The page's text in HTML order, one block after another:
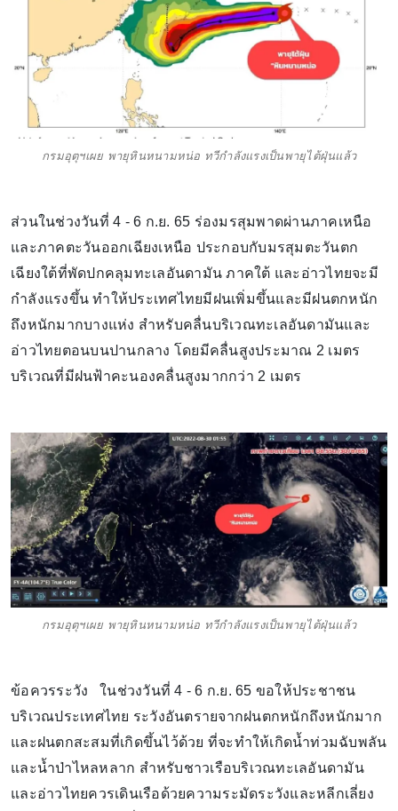
กรมอุตุฯเผย พายุหินหนามหน่อ ทวีกำลังแรงเป็นพายุไต้ฝุ่นแล้ว
ส่วนในช่วงวันที่ 4 - 6 ก.ย. 65 ร่องมรสุมพาดผ่านภาคเหนือ
และภาคตะวันออกเฉียงเหนือ ประกอบกับมรสุมตะวันตก
เฉียงใต้ที่พัดปกคลุมทะเลอันดามัน ภาคใต้ และอ่าวไทยจะมี
กำลังแรงขึ้น ทำให้ประเทศไทยมีฝนเพิ่มขึ้นและมีฝนตกหนัก
ถึงหนักมากบางแห่ง สำหรับคลื่นบริเวณทะเลอันดามันและ
อ่าวไทยตอนบนปานกลาง โดยมีคลื่นสูงประมาณ 2 เมตร
บริเวณที่มีฝนฟ้าคะนองคลื่นสูงมากกว่า 2 เมตร
กรมอุตุฯเผย พายุหินหนามหน่อ ทวีกำลังแรงเป็นพายุไต้ฝุ่นแล้ว
ข้อควรระวัง ในช่วงวันที่ 4 - 6 ก.ย. 65 ขอให้ประชาชน
บริเวณประเทศไทย ระวังอันตรายจากฝนตกหนักถึงหนักมาก
และฝนตกสะสมที่เกิดขึ้นไว้ด้วย ที่จะทำให้เกิดน้ำท่วมฉับพลัน
และน้ำป่าไหลหลาก สำหรับชาวเรือบริเวณทะเลอันดามัน
และอ่าวไทยควรเดินเรือด้วยความระมัดระวังและหลีกเลี่ยง